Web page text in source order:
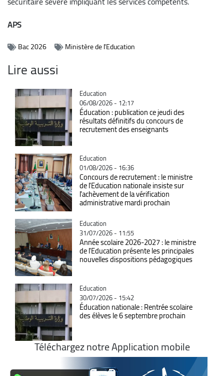
APS
Bac 2026 Ministère de l'Education
Lire aussi
Catégorie
Education
06/08/2026 - 12:17
Éducation : publication ce jeudi des
résultats définitifs du concours de
recrutement des enseignants
Catégorie
Education
01/08/2026 - 16:36
Concours de recrutement : le ministre
de l'Education nationale insiste sur
l'achèvement de la vérification
administrative mardi prochain
Catégorie
Education
31/07/2026 - 11:55
Année scolaire 2026-2027 : le ministre
de l'Education présente les principales
nouvelles dispositions pédagogiques
Catégorie
Education
30/07/2026 - 15:42
Éducation nationale : Rentrée scolaire
des élèves le 6 septembre prochain
Téléchargez notre Application mobile